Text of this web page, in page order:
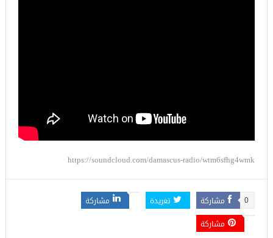
https://soundcloud.com/damascus-radio/wtm6sfhg4wmk
مشاركة 0 تغريدة
مشاركة
مشاركة